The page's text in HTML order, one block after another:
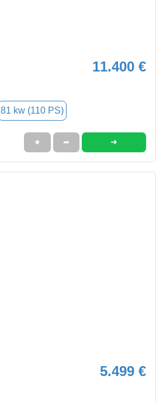
11.400 €
81 kw (110 PS)
★ ➦ ➜
5.499 €